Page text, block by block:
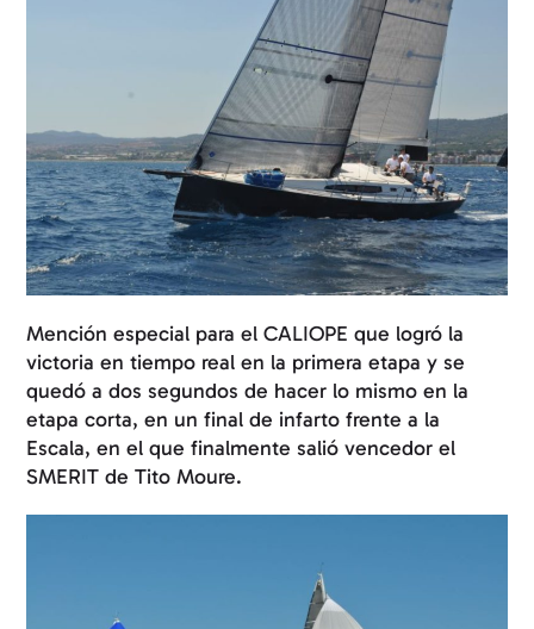
Mención especial para el CALIOPE que logró la
victoria en tiempo real en la primera etapa y se
quedó a dos segundos de hacer lo mismo en la
etapa corta, en un final de infarto frente a la
Escala, en el que finalmente salió vencedor el
SMERIT de Tito Moure.